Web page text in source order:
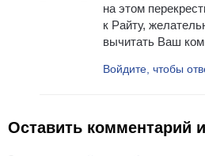
на этом
к Райту,
вычитать Ваш
Войдите, чтобы
Оставить комментарий